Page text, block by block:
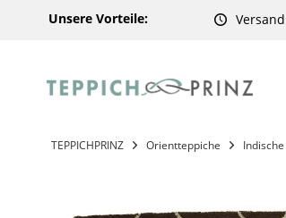
Unsere Vorteile:
TEPPICHPRINZ Orientteppiche